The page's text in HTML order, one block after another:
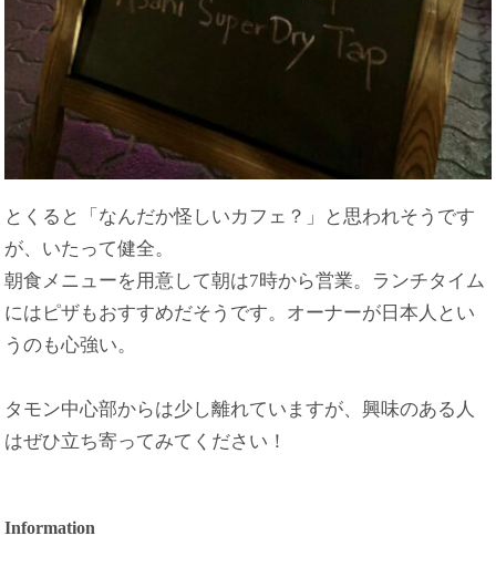
とくると「なんだか怪しいカフェ？」と思われそうです
が、いたって健全。
朝食メニューを用意して朝は7時から営業。ランチタイム
にはピザもおすすめだそうです。オーナーが日本人とい
うのも心強い。
タモン中心部からは少し離れていますが、興味のある人
はぜひ立ち寄ってみてください！
Information